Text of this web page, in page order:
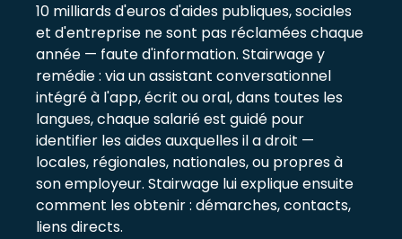
10 milliards d'euros d'aides publiques, sociales
et d'entreprise ne sont pas réclamées chaque
année — faute d'information. Stairwage y
remédie : via un assistant conversationnel
intégré à l'app, écrit ou oral, dans toutes les
langues, chaque salarié est guidé pour
identifier les aides auxquelles il a droit —
locales, régionales, nationales, ou propres à
son employeur. Stairwage lui explique ensuite
comment les obtenir : démarches, contacts,
liens directs.